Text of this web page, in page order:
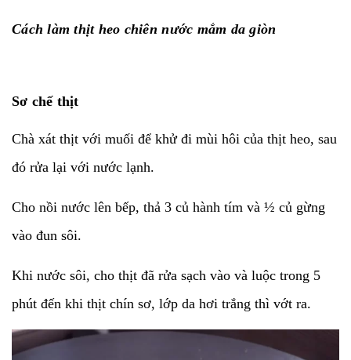
Cách làm thịt heo chiên nước mắm da giòn
Sơ chế thịt
Chà xát thịt với muối để khử đi mùi hôi của thịt heo, sau
đó rửa lại với nước lạnh.
Cho nồi nước lên bếp, thả 3 củ hành tím và ½ củ gừng
vào đun sôi.
Khi nước sôi, cho thịt đã rửa sạch vào và luộc trong 5
phút đến khi thịt chín sơ, lớp da hơi trắng thì vớt ra.